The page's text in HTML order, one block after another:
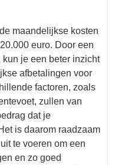
maandelijkse kosten
euro. Door een
je een beter inzicht
afbetalingen voor
factoren, zoals
zullen van
dat je
is daarom raadzaam
te voeren om een
en zo goed